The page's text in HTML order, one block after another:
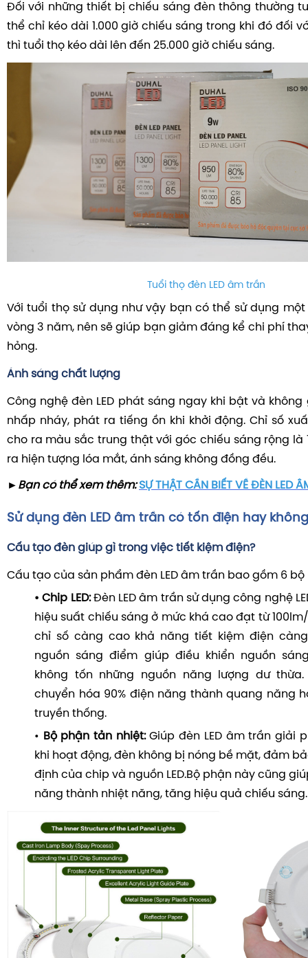
Đối với những thiết bị chiếu sáng đèn thông thường
thể chỉ kéo dài 1.000 giờ chiếu sáng trong khi đó đối
thì tuổi thọ kéo dài lên đến 25.000 giờ chiếu sáng.
Tuổi thọ đèn LED âm trần
Với tuổi thọ sử dụng như vậy bạn có thể sử dụng
vòng 3 năm, nên sẽ giúp bạn giảm đáng kể chi phí
hỏng.
Ánh sáng chất lượng
Công nghệ đèn LED phát sáng ngay khi bật và
nhấp nháy, phát ra tiếng ồn khi khởi động. Chỉ số
cho ra màu sắc trung thật với góc chiếu sáng rộng là
ra hiện tượng lóa mắt, ánh sáng không đồng đều.
►Bạn có thể xem thêm:SỰ THẬT CẦN BIẾT VỀ ĐÈN LED
Sử dụng đèn LED âm trần có tốn điện hay không
Cấu tạo đèn giúp gì trong việc tiết kiệm điện?
Cấu tạo của sản phẩm đèn LED âm trần bao gồm 6 bộ
• Chip LED:Đèn LED âm trần sử dụng công nghệ
hiệu suất chiếu sáng ở mức khá cao đạt từ
chỉ số càng cao khả năng tiết kiệm điện
nguồn sáng điểm giúp điều khiển nguồn
không tốn những nguồn năng lượng dư thừa.
chuyển hóa 90% điện năng thành quang năng
truyền thống.
• Bộ phận tản nhiệt:Giúp đèn LED âm trần giải
khi hoạt động, đèn không bị nóng bề mặt, đảm
định của chip và nguồn LED.Bộ phận này cũng
năng thành nhiệt năng, tăng hiệu quả chiếu sáng.